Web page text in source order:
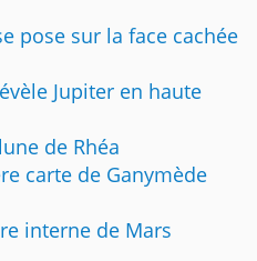
pose sur la face cachée
Jupiter en haute
de Rhéa
carte de Ganymède
interne de Mars